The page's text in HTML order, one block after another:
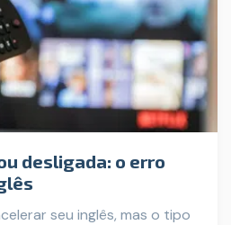
desligada: o erro
seu inglês, mas o tipo